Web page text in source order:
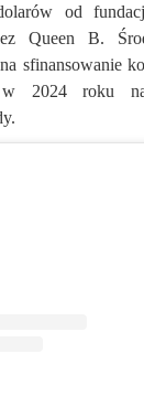
od
Queen B.
sfinansowanie
w 2024 roku